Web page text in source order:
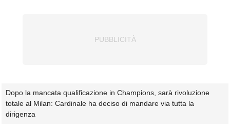
Dopo la mancata qualificazione in Champions, sarà rivoluzione
totale al Milan: Cardinale ha deciso di mandare via tutta la
dirigenza